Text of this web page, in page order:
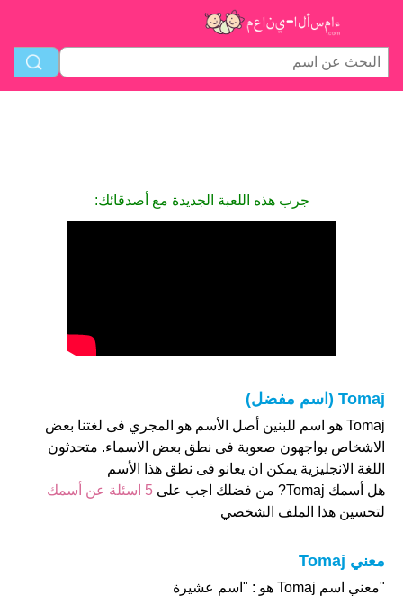
جرب هذه اللعبة الجديدة مع أصدقائك:
Tomaj (اسم مفضل)
Tomaj هو اسم للبنين أصل الأسم هو المجري فى لغتنا بعض
الاشخاص يواجهون صعوبة فى نطق بعض الاسماء. متحدثون
اللغة الانجليزية يمكن ان يعانو فى نطق هذا الأسم
هل أسمك Tomaj? من فضلك اجب على
5 اسئلة عن أسمك
لتحسين هذا الملف الشخصي
معني Tomaj
"معني اسم Tomaj هو : "اسم عشيرة